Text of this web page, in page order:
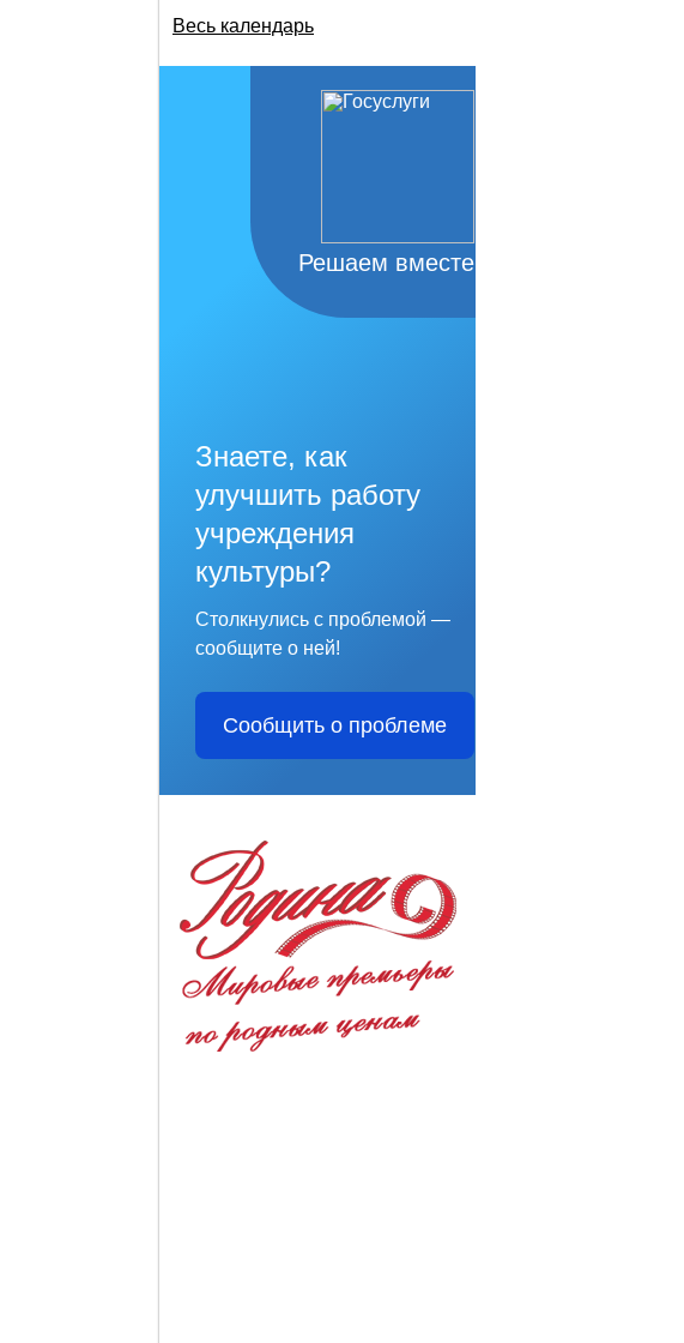
Весь календарь
Решаем вместе
Знаете, как
улучшить работу
учреждения
культуры?
Столкнулись с проблемой —
сообщите о ней!
Сообщить о проблеме